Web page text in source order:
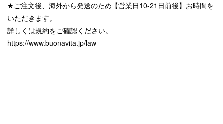
★ご注文後、海外から発送のため【営業日10-21日前後】お時間を
いただきます。
詳しくは規約をご確認ください。
https://www.buonavita.jp/law